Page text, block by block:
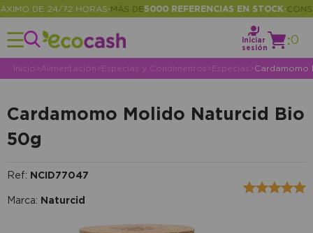
DE 24/72 HORAS•MÁS DE 5000 REFERENCIAS EN STOCK•
Iniciar
sesión
:0
Inicio> Alimentación>Especias y Condimentos >Especias >Cardamomo
Cardamomo Molido Naturcid Bio
50g
Ref: NCID77047
Marca: Naturcid